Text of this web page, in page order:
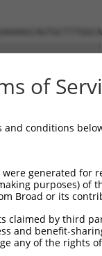
1184

Query 1185  TGTCCAGCAGTTGACAGCTGCTCAGCAGCAGCAGTATGCACTGGCAGCTGCTCATCAGCCGCACATC---GGTT  1255
            |||.|||||||||||||||||.||||||||||||||||||||.|||||.||.||.|||||.||||||   ||||
Sbjct 1185  TGTTCAGCAGTTGACAGCTGCCCAGCAGCAGCAGTATGCACTTGCAGCAGCCCACCAGCCTCACATCGCAGGTT  1258

Query 1256  TAGCTCCCGCTGCGTTTGTCCCCAATCCATACATCATCAGCGCTGCTCCCCCAGGGACGGACCCCTACACAGCT  1329
            |||||||||||||||||||||||||.||||||||||||||||||||||||||||||||||||||||||||||||
Sbjct 1259  TAGCTCCCGCTGCGTTTGTCCCCAACCCATACATCATCAGCGCTGCTCCCCCAGGGACGGACCCCTACACAGCT  1332

Query 1330  GGATTGGCTGCAGCAGCGACACTAGGCCCAGCTGTGGTCCCTCACCAGTATTATGGAGTTACTCCCTGGGGAGT  1403
            |||||||||||||||||||||||.|||||||||||||||||||||||.|||||||||||.||.||.|||||.||
Sbjct 1333  GGATTGGCTGCAGCAGCGACACTCGGCCCAGCTGTGGTCCCTCACCAATATTATGGAGTCACGCCATGGGGTGT  1406

Query 1404  CTACCCTGCCAGTCTTTTCCAGCAGCAAGCTGCCGCTGCCGCTGCAGCAACTAATTCAGCTAATCAACAGACCA  1477
            |||||||||||||||.|||||||||||.||.||.||.||.||.|||||.||.||.||.||||.|||.||||.|.
Sbjct 1407  CTACCCTGCCAGTCTCTTCCAGCAGCAGGCAGCTGCAGCTGCAGCAGCTACAAACTCTGCTACTCAGCAGAGCG  1480

Query 1478  CCCCACAGGCTCAGCAAGGACAGCAGCAGGTTCTCCGTGGAGGAGCCAGCCAACGTCCTTTGACCCCAAACCAG  1551
            |.||.|||||.|||||.|||||||||||||||||.|||||||||||.|||||||||||||||||||||||.|||
Sbjct 1481  CTCCGCAGGCCCAGCAGGGACAGCAGCAGGTTCTTCGTGGAGGAGCTAGCCAACGTCCTTTGACCCCAAATCAG  1554

Query 1552  AACCAGCAGGGACAGCAAACGGATCCCCTTGTGGCAGCTGCAGCAGTGAATTCTGCCCTTGCATTTGGACAAGG  1625
            ||||||||||||||.|||||.|||||||||||.|||||||||||||||||||||||.|||||.|||||||||||
Sbjct 1555  AACCAGCAGGGACAACAAACAGATCCCCTTGTAGCAGCTGCAGCAGTGAATTCTGCTCTTGCCTTTGGACAAGG  1628

Query 1626
of
and conditions
generated
purposes) of
Broad or its
claimed by third
and benefit-
any of the rights